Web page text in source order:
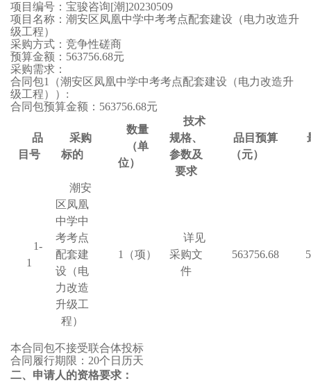
项目 编号： 宝骏咨询[潮]20230509
项目名称： 潮安区凤凰中学中考考点配套建设（电力改造升
级工程）
采购方式： 竞争性磋商
预算金额： 563756.68元
采购需求：
合同包1 （潮安区凤凰中学中考考点配套建设（电力改造升
级工程）
） :
合同包预算金额： 563756.68元
品
目号
采购
标的
数量
（单
位）
技术
规格、
参数及
要求
品目预算
（元）
1-
1
潮安
区凤凰
中学中
考考点
配套建
设（电
力改造
升级工
程）
1 （项）
详见
采购文
件
563756.68
本合同包不接受联合体投标
合同履行期限： 20个日历天
二、申请人的资格要求：